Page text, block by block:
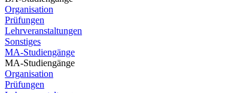
Organisation
Prüfungen
Lehrveranstaltungen
Sonstiges
MA-Studiengänge
MA-Studiengänge
Organisation
Prüfungen